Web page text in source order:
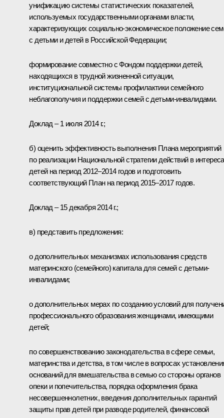
унификацию системы статистических показателей,
используемых государственными органами власти,
характеризующих социально-экономическое положение
с детьми и детей в Российской Федерации;
формирование совместно с Фондом поддержки детей,
находящихся в трудной жизненной ситуации,
институциональной системы профилактики семейного
неблагополучия и поддержки семей с детьми-инвалидами.
Доклад – 1 июля 2014 г.;
б) оценить эффективность выполнения Плана мероприятий
по реализации Национальной стратегии действий в
детей на период 2012–2014 годов и подготовить
соответствующий План на период 2015–2017 годов.
Доклад – 15 декабря 2014 г.;
в) представить предложения:
о дополнительных механизмах использования средств
материнского (семейного) капитала для семей с детьми-
инвалидами;
о дополнительных мерах по созданию условий для
профессионального образования женщинами, имеющими
детей;
по совершенствованию законодательства в сфере семьи,
материнства и детства, в том числе в вопросах
оснований для вмешательства в семью со стороны органов
опеки и попечительства, порядка оформления брака
несовершеннолетних, введения дополнительных гарантий
защиты прав детей при разводе родителей, финансовой